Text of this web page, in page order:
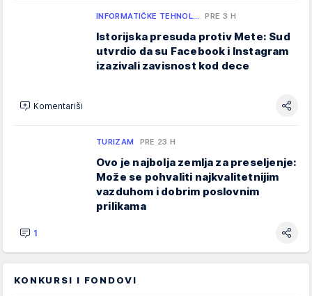
INFORMATIČKE TEHNOL… PRE 3 H
Istorijska presuda protiv Mete: Sud
utvrdio da su Facebook i Instagram
izazivali zavisnost kod dece
Komentariši
TURIZAM PRE 23 H
Ovo je najbolja zemlja za preseljenje:
Može se pohvaliti najkvalitetnijim
vazduhom i dobrim poslovnim
prilikama
1
KONKURSI I FONDOVI